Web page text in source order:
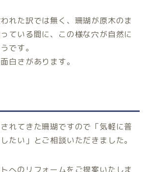
れた訳では無く、珊瑚が原木のま
ている間に、この様な穴が自然に
です。
白さがあります。
れてきた珊瑚ですので「気軽に普
たい」とご相談いただきました。
へのリフォームをご提案いたしま